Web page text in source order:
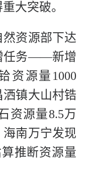
大突破。
然资源部下达
任务——新增
资源量1000
洒镇大山村锆
资源量8.5万
海南万宁发现
推断资源量